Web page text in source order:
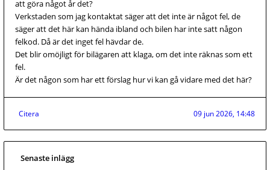
att göra något år det?
Verkstaden som jag kontaktat säger att det inte är något fel, de
säger att det här kan hända ibland och bilen har inte satt någon
felkod. Då är det inget fel hävdar de.
Det blir omöjligt för bilägaren att klaga, om det inte räknas som ett
fel.
Är det någon som har ett förslag hur vi kan gå vidare med det här?
Citera 09 jun 2026, 14:48
Senaste inlägg